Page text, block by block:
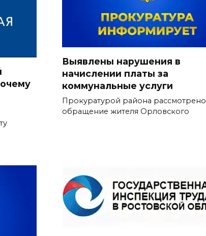
Выявлены нарушения в
начислении платы за
коммунальные услуги
Прокуратурой района рассмотрено
обращение жителя Орловского